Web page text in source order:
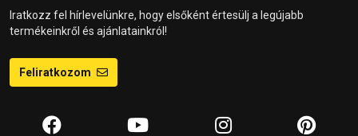
Iratkozz fel hírlevelünkre, hogy elsőként értesülj a legújabb
termékeinkről és ajánlatainkról!
Feliratkozom